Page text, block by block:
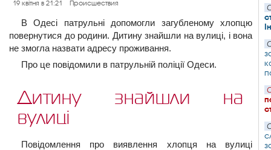
19 квітня в 21:21 Происшествия
В Одесі патрульні допомогли загубленому хлопцю
повернутися до родини. Дитину знайшли на вулиці, і вона
не змогла назвати адресу проживання.
Про це повідомили в патрульній поліції Одеси.
Дитину знайшли на
вулиці
Повідомлення про виявлення хлопця на вулиці